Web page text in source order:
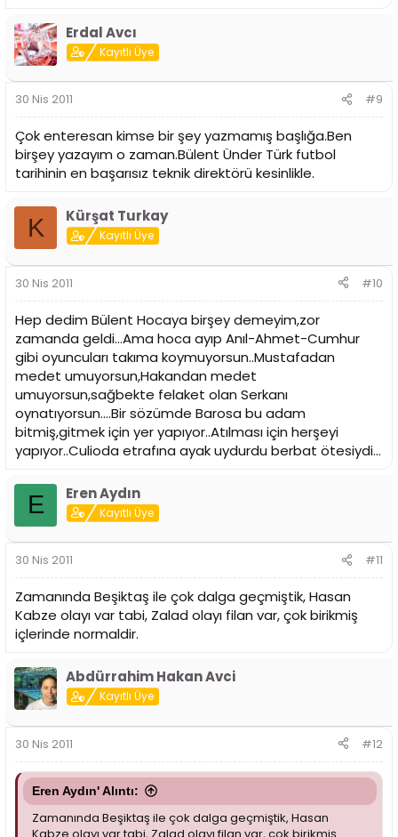
Erdal Avcı
Kayıtlı Üye
30 Nis 2011 #9
Çok enteresan kimse bir şey yazmamış başlığa.Ben
birşey yazayım o zaman.Bülent Ünder Türk futbol
tarihinin en başarısız teknik direktörü kesinlikle.
K Kürşat Turkay
Kayıtlı Üye
30 Nis 2011 #10
Hep dedim Bülent Hocaya birşey demeyim,zor
zamanda geldi...Ama hoca ayıp Anıl-Ahmet-Cumhur
gibi oyuncuları takıma koymuyorsun..Mustafadan
medet umuyorsun,Hakandan medet
umuyorsun,sağbekte felaket olan Serkanı
oynatıyorsun....Bir sözümde Barosa bu adam
bitmiş,gitmek için yer yapıyor..Atılması için herşeyi
yapıyor..Culioda etrafına ayak uydurdu berbat ötesiydi...
E Eren Aydın
Kayıtlı Üye
30 Nis 2011 #11
Zamanında Beşiktaş ile çok dalga geçmiştik, Hasan
Kabze olayı var tabi, Zalad olayı filan var, çok birikmiş
içlerinde normaldir.
Abdürrahim Hakan Avci
Kayıtlı Üye
30 Nis 2011 #12
Eren Aydın' Alıntı:
Zamanında Beşiktaş ile çok dalga geçmiştik, Hasan